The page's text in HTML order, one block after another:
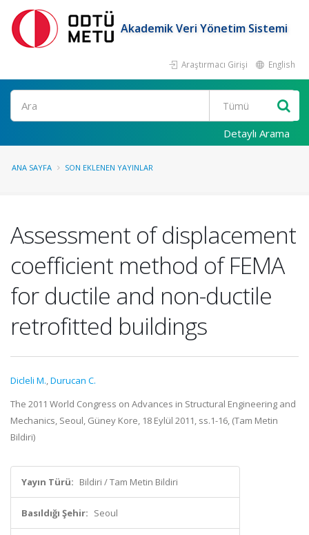
Akademik Veri Yönetim Sistemi
Araştırmacı Girişi English
Ara
Detaylı Arama
ANA SAYFA SON EKLENEN YAYINLAR
Assessment of displacement
coefficient method of FEMA
for ductile and non-ductile
retrofitted buildings
Dicleli M.,Durucan C.
The 2011 World Congress on Advances in Structural Engineering and
Mechanics, Seoul, Güney Kore, 18 Eylül 2011, ss.1-16, (Tam Metin
Bildiri)
Yayın Türü: Bildiri / Tam Metin Bildiri
Basıldığı Şehir: Seoul